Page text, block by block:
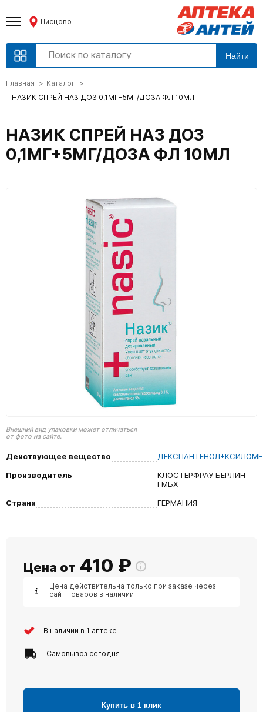
Писцово
Найти
Главная
Каталог
НАЗИК СПРЕЙ НАЗ ДОЗ 0,1МГ+5МГ/ДОЗА ФЛ 10МЛ
НАЗИК СПРЕЙ НАЗ ДОЗ
0,1МГ+5МГ/ДОЗА ФЛ 10МЛ
Внешний вид упаковки может отличаться
от фото на сайте.
Действующее вещество
Производитель
КЛОСТЕРФРАУ БЕРЛИН
ГМБХ
Страна
ГЕРМАНИЯ
Цена от 410 ₽
Цена действительна только при заказе через
сайт товаров в наличии
В наличии в 1 аптеке
Самовывоз сегодня
Купить в 1 клик